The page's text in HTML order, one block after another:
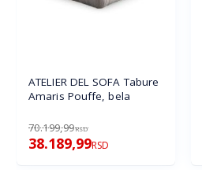
ATELIER DEL SOFA Tabure
Amaris Pouffe, bela
70.199,99RSD
38.189,99RSD